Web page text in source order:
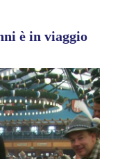
è in viaggio